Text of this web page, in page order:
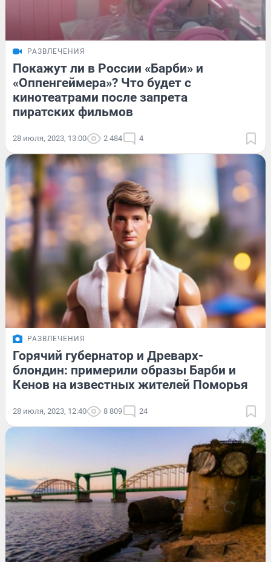
РАЗВЛЕЧЕНИЯ
Покажут ли в России «Барби» и
«Оппенгеймера»? Что будет с
кинотеатрами после запрета
пиратских фильмов
28 июля, 2023, 13:00 2 484 4
РАЗВЛЕЧЕНИЯ
Горячий губернатор и Древарх-
блондин: примерили образы Барби и
Кенов на известных жителей Поморья
28 июля, 2023, 12:40 8 809 24